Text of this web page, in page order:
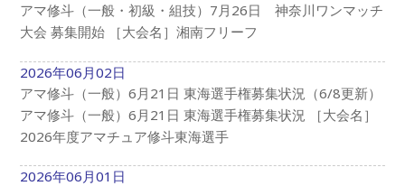
アマ修斗（一般・初級・組技）7月26日 神奈川ワンマッチ
大会 募集開始 ［大会名］湘南フリーフ
2026年06月02日
アマ修斗（一般）6月21日 東海選手権募集状況（6/8更新）
アマ修斗（一般）6月21日 東海選手権募集状況 ［大会名］
2026年度アマチュア修斗東海選手
2026年06月01日